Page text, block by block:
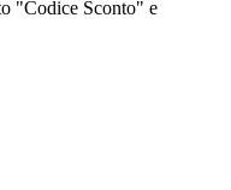
"Codice Sconto" e